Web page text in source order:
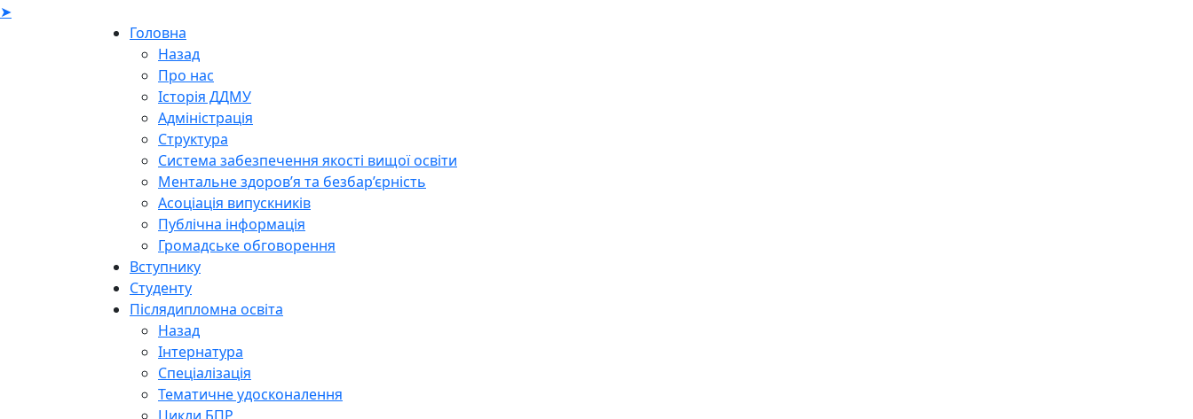
➤
Головна
Назад
Про нас
Історія ДДМУ
Адміністрація
Структура
Система забезпечення якості вищої освіти
Ментальне здоров’я та безбар’єрність
Асоціація випускників
Публічна інформація
Громадське обговорення
Вступнику
Студенту
Післядипломна освіта
Назад
Інтернатура
Спеціалізація
Тематичне удосконалення